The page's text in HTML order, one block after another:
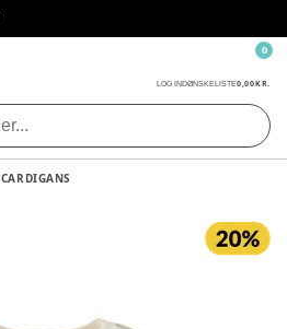
LOG INDØNSKELISTE0,00 KR.
0
CARDIGANS